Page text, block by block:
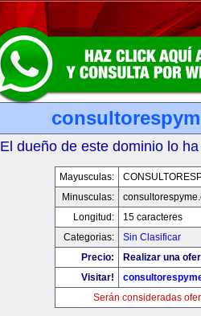
El dueño de este dominio lo
Mayusculas:
Minusculas:
Longitud:
15 caracteres
Categorias:
Sin Clasificar
Precio:
Realizar una
Visitar!
Serán consideradas